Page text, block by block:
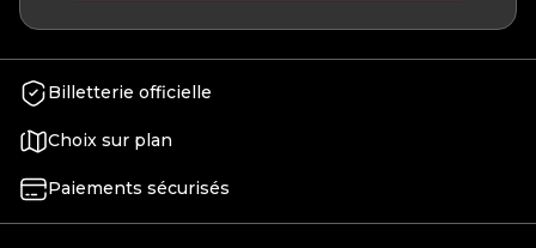
Billetterie officielle
Choix sur plan
Paiements sécurisés